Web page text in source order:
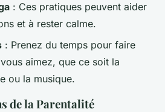
: Ces pratiques peuvent aider
et à rester calme.
: Prenez du temps pour faire
aimez, que ce soit la
ou la musique.
de la Parentalité